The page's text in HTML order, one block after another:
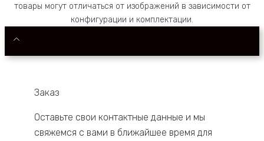
товары могут отличаться от изображений в зависимости от
конфигурации и комплектации.
Заказ
Оставьте свои контактные данные и мы
свяжемся с вами в ближайшее время для